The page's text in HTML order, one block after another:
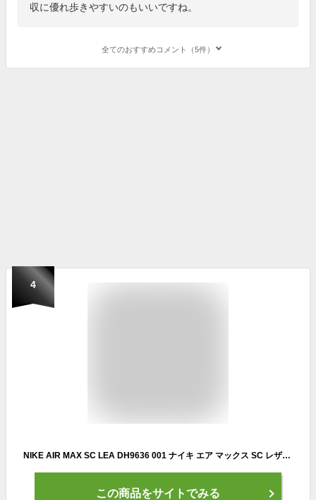
収に優れ歩きやすいのもいいですね。
全てのおすすめコメント（5件）
4
NIKE AIR MAX SC LEA DH9636 001 ナイキ エア マックス SC レザー メンズスニーカー シューズ 靴 ブラック/ブラック(001)26.5cm
この商品をサイトでみる